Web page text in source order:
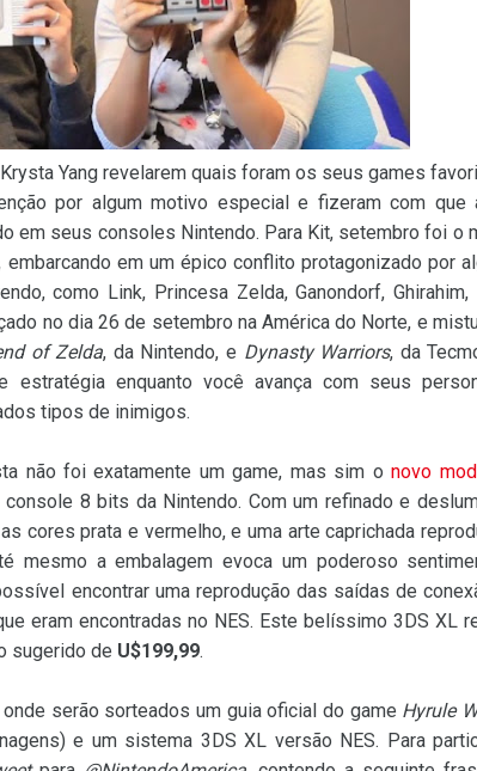
Yang revelarem quais foram os seus games
por algum motivo especial e fizeram com que
em seus consoles Nintendo. Para Kit, setembro foi o
embarcando em um épico conflito protagonizado por
como Link, Princesa Zelda, Ganondorf, Ghirahim,
no dia 26 de setembro na América do Norte, e
of Zelda, da Nintendo, e Dynasty Warriors, da
enquanto você avança com seus
tipos de inimigos.
não foi exatamente um game, mas sim onovo
8 bits da Nintendo. Com um refinado e
cores prata e vermelho, e uma arte caprichada
mesmo a embalagem evoca um poderoso
encontrar uma reprodução das saídas de
eram encontradas no NES. Este belíssimo 3DS XL
sugerido de U$199,99.
serão sorteados um guia oficial do game Hyrule
e um sistema 3DS XL versão NES. Para